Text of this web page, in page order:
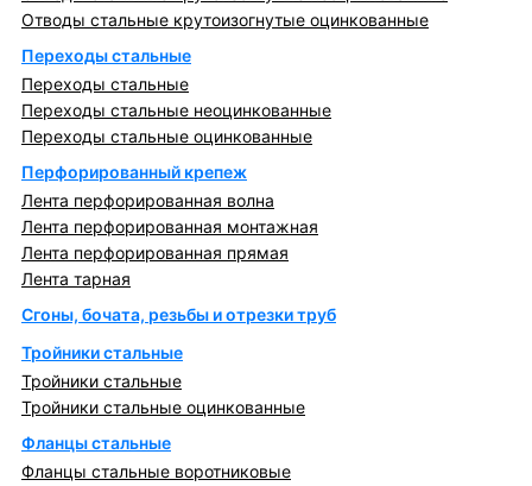
Отводы стальные крутоизогнутые оцинкованные
Переходы стальные
Переходы стальные
Переходы стальные неоцинкованные
Переходы стальные оцинкованные
Перфорированный крепеж
Лента перфорированная волна
Лента перфорированная монтажная
Лента перфорированная прямая
Лента тарная
Сгоны, бочата, резьбы и отрезки труб
Тройники стальные
Тройники стальные
Тройники стальные оцинкованные
Фланцы стальные
Фланцы стальные воротниковые